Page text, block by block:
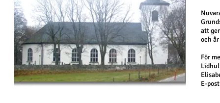
att
och
För
E-